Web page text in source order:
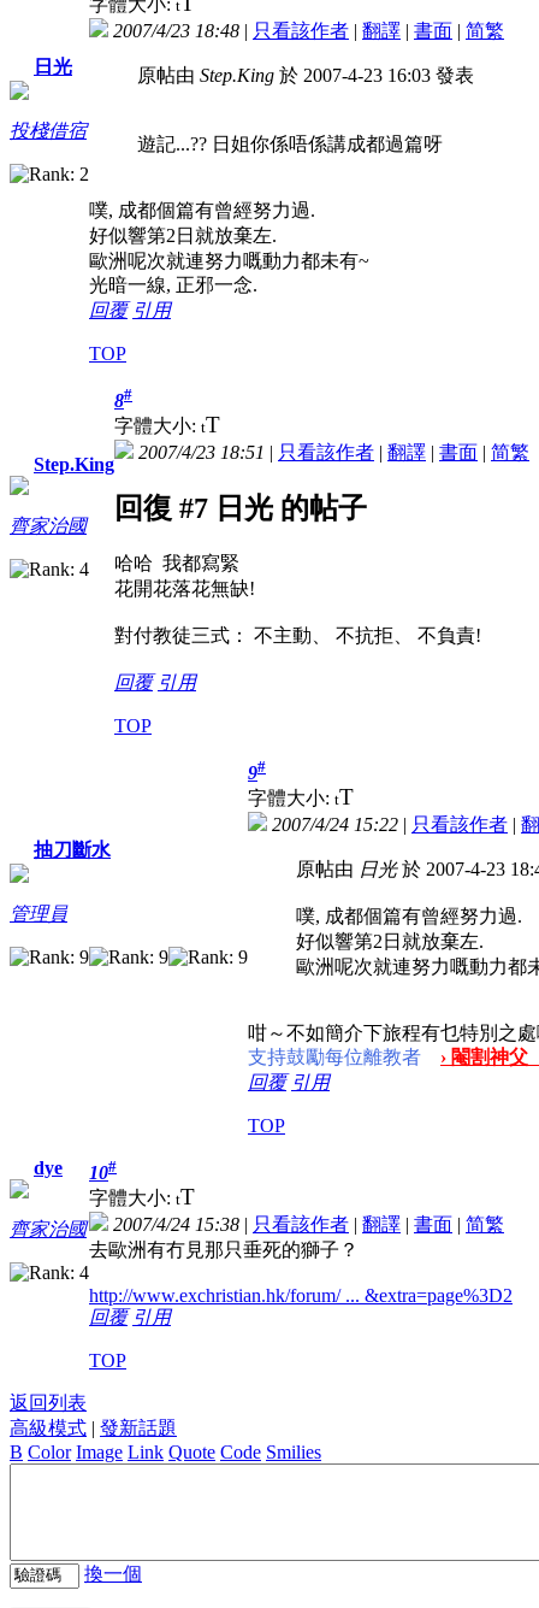
日光
投棧借宿
t
2007/4/23 18:48 | 只看該作者 | 翻譯 | 書面 | 简繁
原帖由 Step.King 於 2007-4-23 16:03 發表
遊記...?? 日姐你係唔係講成都過篇呀
噗, 成都個篇有曾經努力過.
好似響第2日就放棄左.
歐洲呢次就連努力嘅動力都未有~
光暗一線, 正邪一念.
回覆 引用
TOP
Step.King
齊家治國
8#
字體大小: tT
2007/4/23 18:51 | 只看該作者 | 翻譯 | 書面 | 简繁
回復 #7 日光 的帖子
哈哈 我都寫緊
花開花落花無缺!
對付教徒三式： 不主動、 不抗拒、 不負責!
回覆 引用
TOP
抽刀斷水
管理員
9#
字體大小: tT
2007/4/24 15:22 | 只看該作者 |
原帖由 日光於 2007-4-23
噗, 成都個篇有曾經努力過.
好似響第2日就放棄左.
歐洲呢次就連努力嘅動力都
咁～不如簡介下旅程有乜特別之
支持鼓勵每位離教者
› 閹割神
回覆 引用
TOP
dye
齊家治國
10#
字體大小: tT
2007/4/24 15:38 | 只看該作者 | 翻譯 | 書面 | 简繁
去歐洲有冇見那只垂死的獅子？
http://www.exchristian.hk/forum/ ... &extra=page%3D2
回覆 引用
TOP
返回列表
高級模式 | 發新話題
B Color Image Link Quote Code Smilies
換一個